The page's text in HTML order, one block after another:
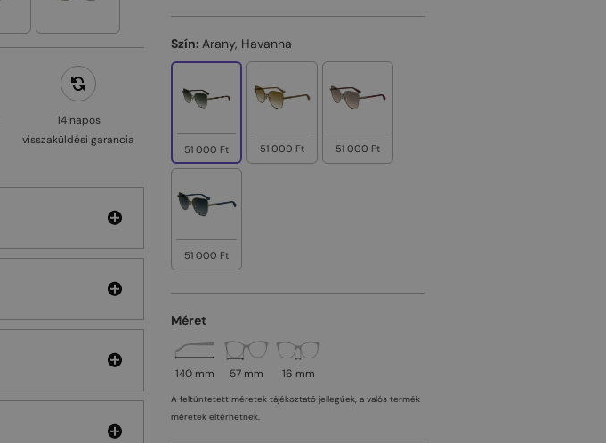
14 napos
visszaküldési garancia
Szín: Arany, Havanna
51 000 Ft 51 000 Ft 51 000 Ft
51 000 Ft
Méret
140 mm 57 mm 16 mm
A feltüntetett méretek tájékoztató jellegűek, a valós termék
méretek eltérhetnek.